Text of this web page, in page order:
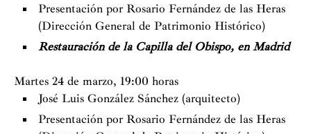
Presentación por Rosario Fernández de las Heras
(Dirección General de Patrimonio Histórico)
Restauración de la Capilla del Obispo, en Madrid
Martes 24 de marzo, 19:00 horas
José Luis González Sánchez (arquitecto)
Presentación por Rosario Fernández de las Heras